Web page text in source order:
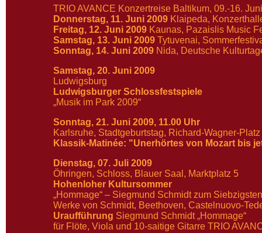
TRIO AVANCE Konzertreise Baltikum, 09.-16.
Donnerstag, 11. Juni 2009 Klaipeda,
Freitag, 12. Juni 2009 Kaunas, Pazaislis Music
Samstag, 13. Juni 2009 Tytuvenai,
Sonntag, 14. Juni 2009 Nida, Deutsche
Samstag, 20. Juni 2009
Ludwigsburg
Ludwigsburger Schlossfestspiele
„Musik im Park 2009“
Sonntag, 21. Juni 2009, 11.00 Uhr
Karlsruhe, Stadtgeburtstag, Richard-Wagner-Platz
Klassik-Matinée: "Unerhörtes von Mozart bis
Dienstag, 07. Juli 2009
Öhringen, Schloss, Blauer Saal, Marktplatz 5
Hohenloher Kultursommer
„Hommage“ – Siegmund Schmidt zum Siebzigsten
Werke von Schmidt, Beethoven, Castelnuovo-
Uraufführung Siegmund Schmidt „Hommage“
für Flöte, Viola und 10-saitige Gitarre TRIO